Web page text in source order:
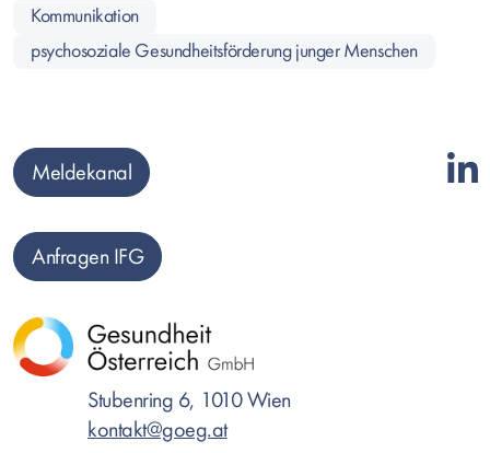
Kommunikation
psychosoziale Gesundheitsförderung junger Menschen
Stubenring 6, 1010 Wien
kontakt@goeg.at
Meldekanal
Anfragen IFG